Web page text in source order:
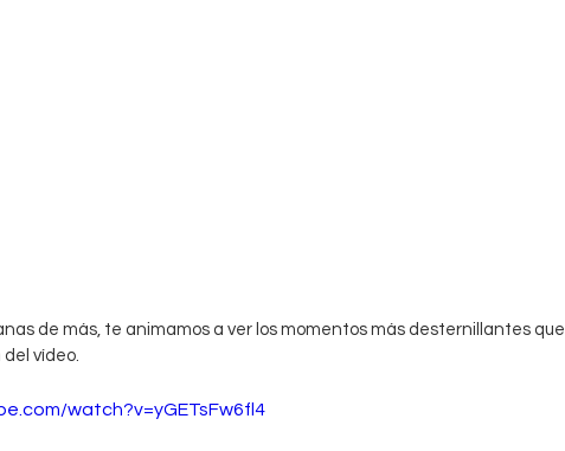
de más, te animamos a ver los momentos más desternillantes
vídeo.
watch?v=yGETsFw6fl4